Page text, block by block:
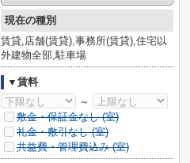
現在の種別
賃貸,店舗(賃貸),事務所(賃貸),住宅以
外建物全部,駐車場
▼賃料
～
敷金・保証金なし (室)
礼金・敷引なし (室)
共益費・管理費込み (室)